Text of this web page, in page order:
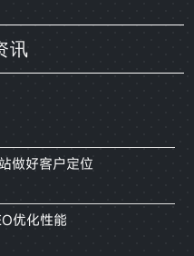
讯
做好客户定位
优化性能